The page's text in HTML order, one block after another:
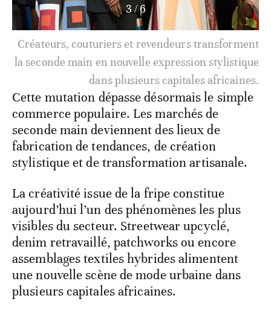
3/6
Créateurs, couturiers et revendeurs transforment
la seconde main en nouvelle expression stylistique
dans plusieurs capitales africaines.
Cette mutation dépasse désormais le simple
commerce populaire. Les marchés de
seconde main deviennent des lieux de
fabrication de tendances, de création
stylistique et de transformation artisanale.
La créativité issue de la fripe constitue
aujourd’hui l’un des phénomènes les plus
visibles du secteur. Streetwear upcyclé,
denim retravaillé, patchworks ou encore
assemblages textiles hybrides alimentent
une nouvelle scène de mode urbaine dans
plusieurs capitales africaines.